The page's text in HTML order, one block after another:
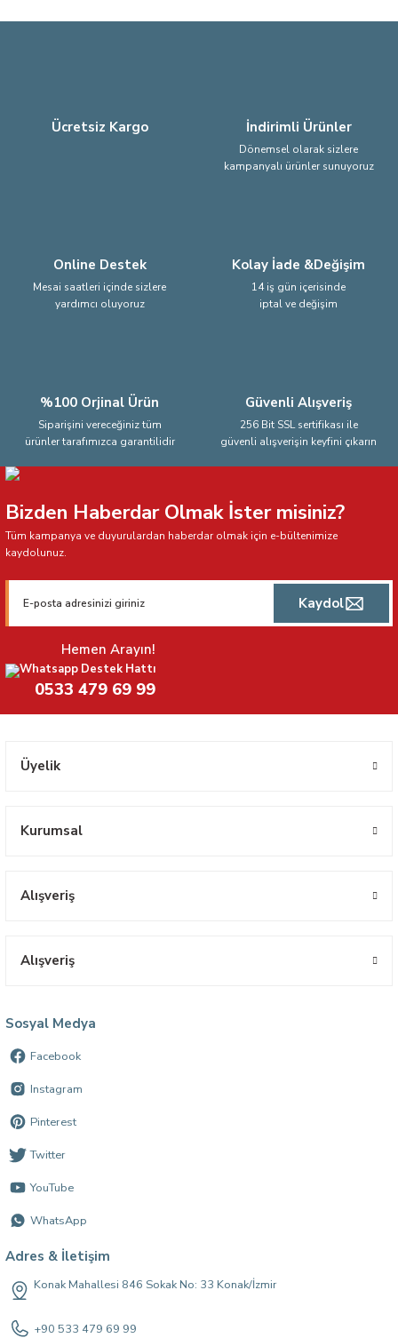
Ürün açıklamasında eksik bilgiler bulunuyor.
Ücretsiz Kargo İndirimli Ürünler
Dönemsel olarak sizlere
kampanyalı ürünler sunuyoruz
Online Destek
Mesai saatleri içinde sizlere
yardımcı oluyoruz
Kolay İade &Değişim
14 iş gün içerisinde
iptal ve değişim
%100 Orjinal Ürün
Siparişini vereceğiniz tüm
ürünler tarafımızca garantilidir
Güvenli Alışveriş
256 Bit SSL sertifikası ile
güvenli alışverişin keyfini çıkarın
Bizden Haberdar Olmak İster misiniz?
Tüm kampanya ve duyurulardan haberdar olmak için e-bültenimize
kaydolunuz.
Kaydol
Hemen Arayın!
Whatsapp Destek Hattı
0533 479 69 99
Üyelik
Kurumsal
Alışveriş
Alışveriş
Sosyal Medya
Facebook
Instagram
Pinterest
Twitter
YouTube
WhatsApp
Adres & İletişim
Konak Mahallesi 846 Sokak No: 33 Konak/İzmir
+90 533 479 69 99